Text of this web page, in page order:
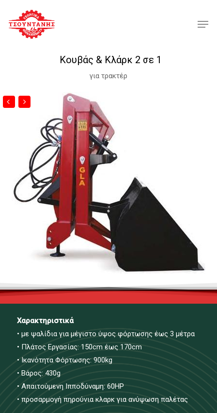
main
Κουβάς & Κλάρκ 2 σε 1
για τρακτέρ
Χαρακτηριστικά
• με ψαλίδια για μέγιστο ύψος φόρτωσης έως 3 μέτρα
• Πλάτος Εργασίας: 150cm έως 170cm
• Ικανότητα Φόρτωσης: 900kg
• Βάρος: 430g
• Απαιτούμενη Ιπποδύναμη: 60HP
• προσαρμογή πηρούνια κλαρκ για ανύψωση παλέτας